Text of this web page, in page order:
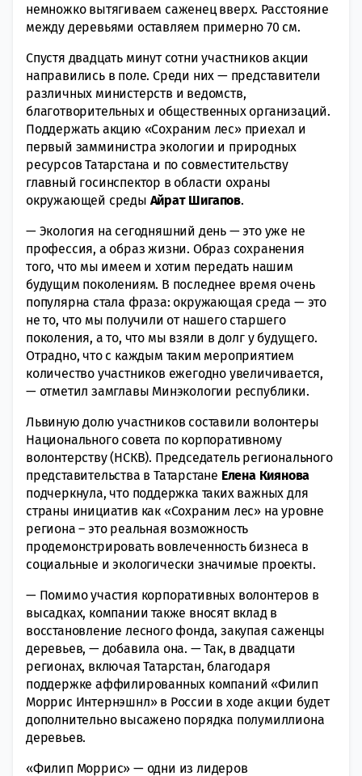
немножко вытягиваем саженец вверх. Расстояние
между деревьями оставляем примерно 70 см.
Спустя двадцать минут сотни участников акции
направились в поле. Среди них — представители
различных министерств и ведомств,
благотворительных и общественных организаций.
Поддержать акцию «Сохраним лес» приехал и
первый замминистра экологии и природных
ресурсов Татарстана и по совместительству
главный госинспектор в области охраны
окружающей среды Айрат Шигапов.
— Экология на сегодняшний день — это уже не
профессия, а образ жизни. Образ сохранения
того, что мы имеем и хотим передать нашим
будущим поколениям. В последнее время очень
популярна стала фраза: окружающая среда — это
не то, что мы получили от нашего старшего
поколения, а то, что мы взяли в долг у будущего.
Отрадно, что с каждым таким мероприятием
количество участников ежегодно увеличивается,
— отметил замглавы Минэкологии республики.
Львиную долю участников составили волонтеры
Национального совета по корпоративному
волонтерству (НСКВ). Председатель регионального
представительства в Татарстане Елена Киянова
подчеркнула, что поддержка таких важных для
страны инициатив как «Сохраним лес» на уровне
региона – это реальная возможность
продемонстрировать вовлеченность бизнеса в
социальные и экологически значимые проекты.
— Помимо участия корпоративных волонтеров в
высадках, компании также вносят вклад в
восстановление лесного фонда, закупая саженцы
деревьев, — добавила она. — Так, в двадцати
регионах, включая Татарстан, благодаря
поддержке аффилированных компаний «Филип
Моррис Интернэшнл» в России в ходе акции будет
дополнительно высажено порядка полумиллиона
деревьев.
«Филип Моррис» — одни из лидеров